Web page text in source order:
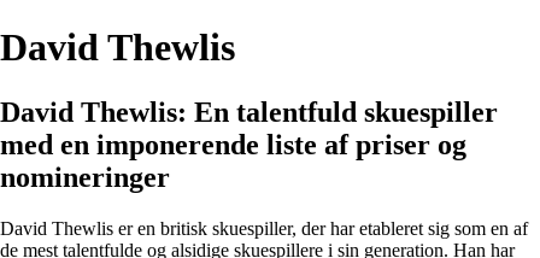
David Thewlis
David Thewlis: En talentfuld skuespiller
med en imponerende liste af priser og
nomineringer
David Thewlis er en britisk skuespiller, der har etableret sig som en af
de mest talentfulde og alsidige skuespillere i sin generation. Han har